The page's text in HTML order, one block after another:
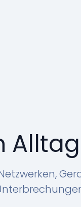
Team steht
an:
Alltag